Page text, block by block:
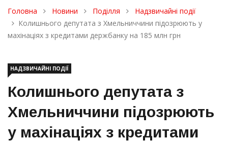
Головна Новини Поділля
Надзвичайні події
Колишнього депутата з Хмельниччини підозрюють у
махінаціях з кредитами держбанку на 185 млн грн
НАДЗВИЧАЙНІ ПОДІЇ
Колишнього депутата з
Хмельниччини підозрюють
у махінаціях з кредитами